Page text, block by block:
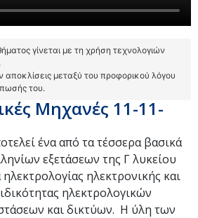
γίνεται με τη χρήση τεχνολογιών
αποκλίσεις μεταξύ του προφορικού λόγου
του.
Μηχανές 11-11-
ένα από τα τέσσερα βασικά
εξετάσεων της Γ λυκείου
ηλεκτρονικής και
ηλεκτρολογικών
και δικτύων. Η ύλη των